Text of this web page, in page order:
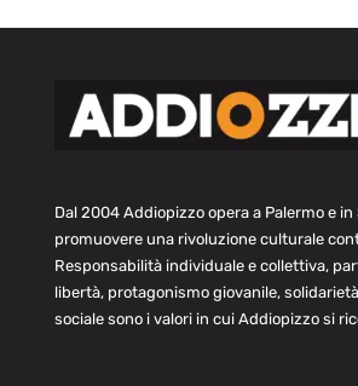
Dal 2004 Addiopizzo opera a Palermo e in
promuovere una rivoluzione culturale
Responsabilità individuale e collettiva,
libertà, protagonismo giovanile,
sociale sono i valori in cui Addiopizzo si